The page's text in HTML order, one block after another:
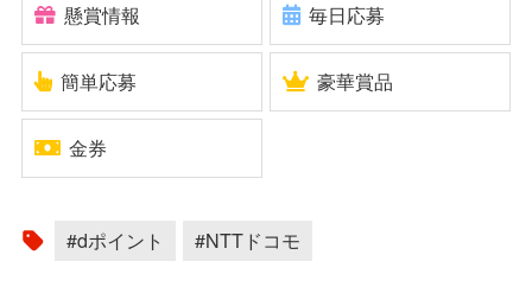
懸賞情報 毎日応募
簡単応募 豪華賞品
金券
#dポイント #NTTドコモ